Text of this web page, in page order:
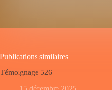
Publications similaires
Témoignage 526